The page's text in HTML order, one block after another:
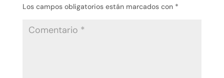
Los campos obligatorios están marcados con *